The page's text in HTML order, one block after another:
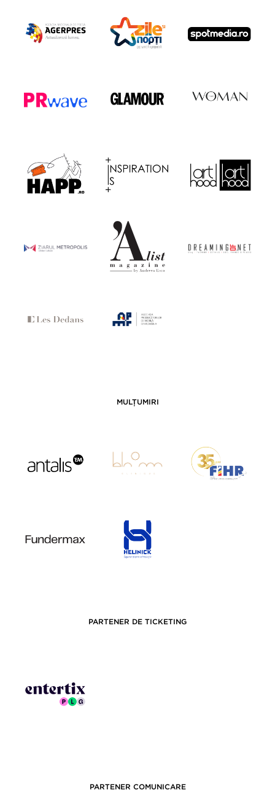
MULȚUMIRI
PARTENER DE TICKETING
PARTENER COMUNICARE